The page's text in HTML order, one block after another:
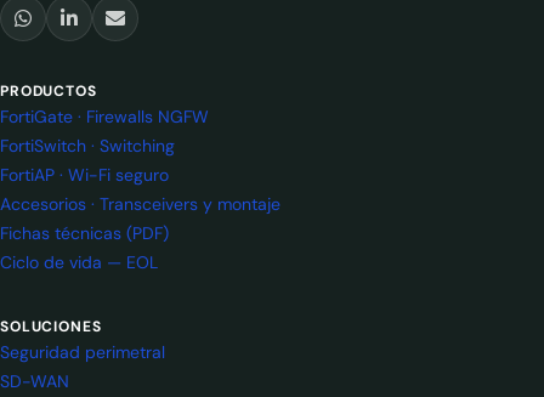
PRODUCTOS
FortiGate · Firewalls NGFW
FortiSwitch · Switching
FortiAP · Wi-Fi seguro
Accesorios · Transceivers y montaje
Fichas técnicas (PDF)
Ciclo de vida — EOL
SOLUCIONES
Seguridad perimetral
SD-WAN